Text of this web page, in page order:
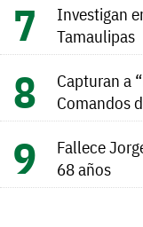
Investigan
Tamaulipas
Capturan a
Comandos
Fallece
68 años